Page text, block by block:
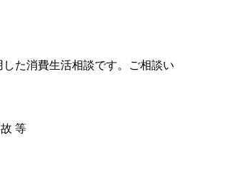
た消費生活相談です。ご相談い
等